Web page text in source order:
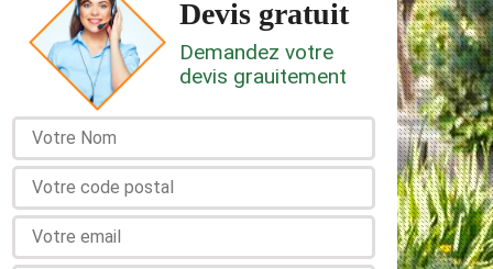
Devis gratuit
Demandez votre
devis grauitement